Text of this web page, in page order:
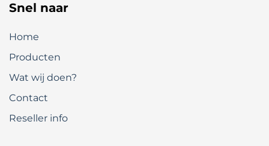
Snel naar
Home
Producten
Wat wij doen?
Contact
Reseller info